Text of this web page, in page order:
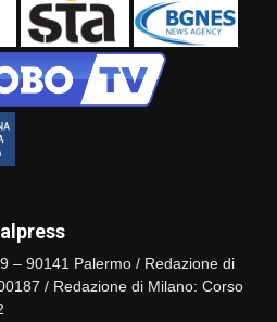
– 90141 Palermo / Redazione di
/ Redazione di Milano: Corso